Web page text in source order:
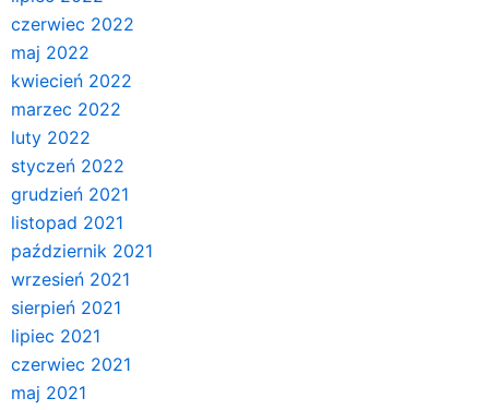
czerwiec 2022
maj 2022
kwiecień 2022
marzec 2022
luty 2022
styczeń 2022
grudzień 2021
listopad 2021
październik 2021
wrzesień 2021
sierpień 2021
lipiec 2021
czerwiec 2021
maj 2021